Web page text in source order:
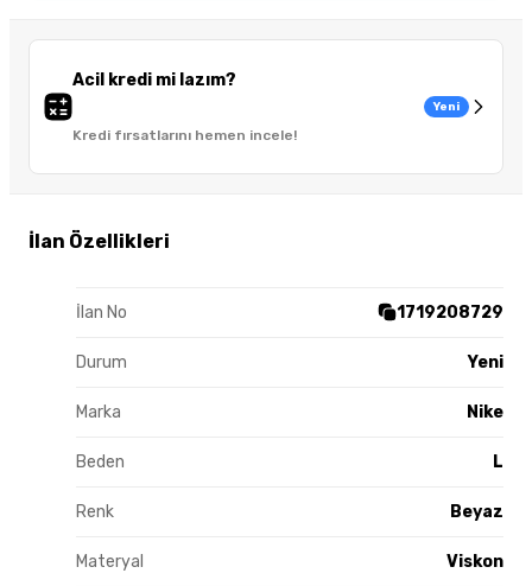
Acil kredi mi lazım?
Kredi fırsatlarını hemen incele!
Yeni
İlan Özellikleri
İlan No 1719208729
Durum Yeni
Marka Nike
Beden L
Renk Beyaz
Materyal Viskon